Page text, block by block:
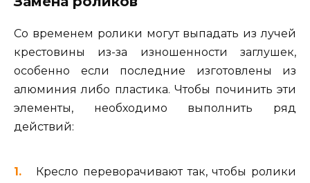
Со временем ролики могут выпадать из лучей
крестовины из-за изношенности заглушек,
особенно если последние изготовлены из
алюминия либо пластика. Чтобы починить эти
элементы, необходимо выполнить ряд
действий:
Кресло переворачивают так, чтобы ролики